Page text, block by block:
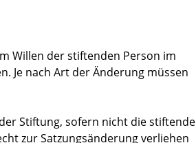
Willen der stiftenden Person im
Je nach Art der Änderung müssen
Stiftung, sofern nicht die stiftende
zur Satzungsänderung verliehen